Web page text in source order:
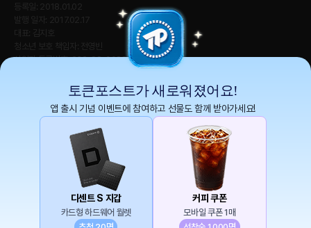
등록일: 2018.01.02
발행 일자: 2017.02.17
대표: 김지호
청소년 보호 책임자: 전영빈
사업자 등록번호: 232-88-00885
직업정보제공사업신고번호 : J1204020230009
토큰포스트(tokenpost)의 모든 컨텐츠는 저작권 법의 보호를 받는 바, 무단 전재, 복
Copyright ⓒ 2026 토큰포스트. All Rights Reserved.
토큰포스트가 새로워졌어요!
앱 출시 기념 이벤트에 참여하고 선물도 함께 받아가세요!
디센트 S 지갑
카드형 하드웨어 월렛
커피 쿠폰
모바일 쿠폰 1매